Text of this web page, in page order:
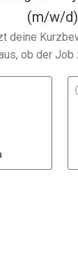
(m/w/
deine
ob der